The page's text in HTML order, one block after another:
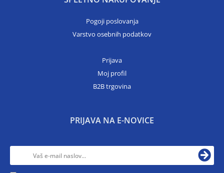
Pogoji poslovanja
Varstvo osebnih podatkov
Prijava
Moj profil
B2B trgovina
PRIJAVA NA E-NOVICE